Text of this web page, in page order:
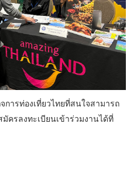
การท่องเที่ยวไทยที่สนใจสามารถ
ครลงทะเบียนเข้าร่วมงานได้ที่